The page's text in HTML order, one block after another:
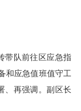
队前往区应急指
和应急值班值守工
、再强调。副区长